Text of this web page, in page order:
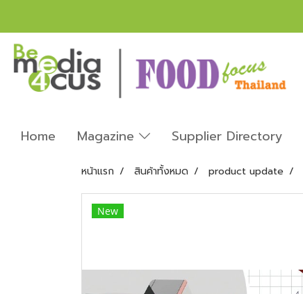
Home Magazine Supplier Directory
หน้าแรก สินค้าทั้งหมด product update
New